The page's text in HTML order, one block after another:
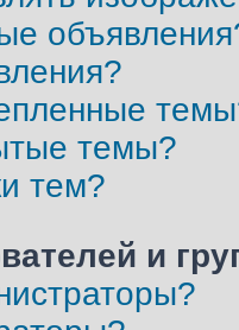
темы?
тем?
и